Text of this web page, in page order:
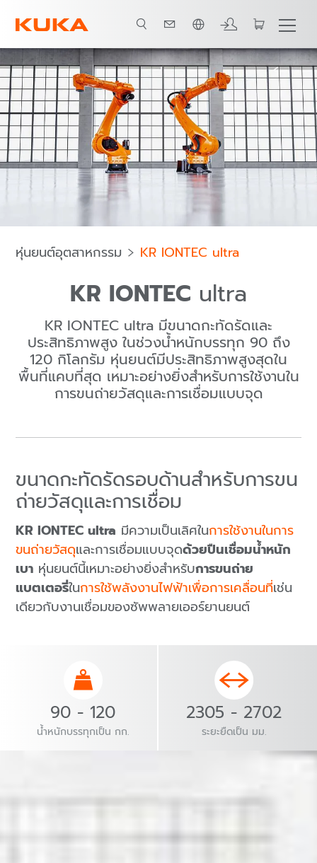
ประเภทหุ่นยนต์ การประยุกต์ใช้งาน
ภาษาไทย / Thai
หุ่นยนต์อุตสาหกรรม KR IONTEC ultra
KR IONTEC ultra
KR IONTEC ultra มีขนาดกะทัดรัดและ
ประสิทธิภาพสูง ในช่วงน้ำหนักบรรทุก 90 ถึง
120 กิโลกรัม หุ่นยนต์มีประสิทธิภาพสูงสุดใน
พื้นที่แคบที่สุด เหมาะอย่างยิ่งสําหรับการใช้งานใน
การขนถ่ายวัสดุและการเชื่อมแบบจุด
ขนาดกะทัดรัดรอบด้านสําหรับการขน
ถ่ายวัสดุและการเชื่อม
KR IONTEC ultra มีความเป็นเลิศในการใช้งานในการ
ขนถ่ายวัสดุและการเชื่อมแบบจุดด้วยปืนเชื่อมน้ำหนัก
เบา หุ่นยนต์นี้เหมาะอย่างยิ่งสําหรับการขนถ่าย
แบตเตอรี่ในการใช้พลังงานไฟฟ้าเพื่อการเคลื่อนที่เช่น
เดียวกับงานเชื่อมของซัพพลายเออร์ยานยนต์
90 - 120
น้ำหนักบรรทุกเป็น กก.
2305 - 2702
ระยะยืดเป็น มม.